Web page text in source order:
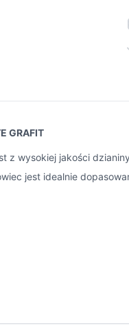
GRAFIT
z wysokiej jakości
jest idealnie